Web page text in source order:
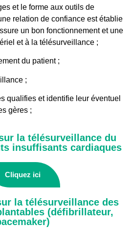
et le forme aux outils de
relation de confiance est établie
un bon fonctionnement et une
et à la télésurveillance ;
du patient ;
;
qualifies et identifie leur éventuel
gères ;
la télésurveillance du
insuffisants cardiaques
Cliquez ici
la télésurveillance des
(défibrillateur,